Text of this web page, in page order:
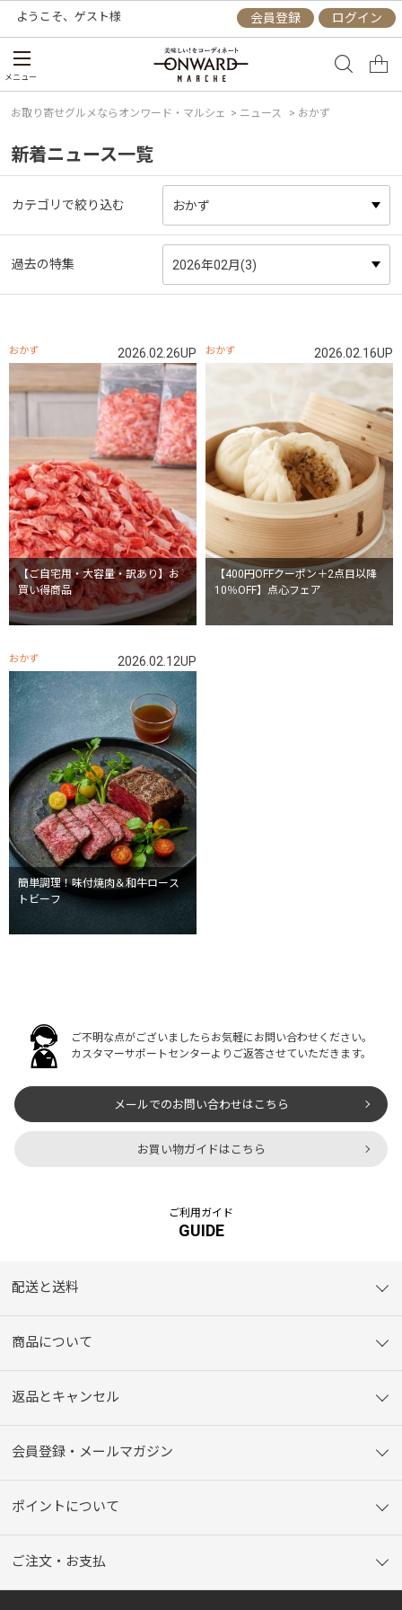
ようこそ、 ゲスト様 会員登録 ログイン
メニュー
お取り寄せグルメならオンワード・マルシェ > ニュース > おかず
新着ニュース一覧
カテゴリで絞り込む
過去の特集
【ご自宅用・大容量・訳あり】お
買い得商品
おかず 2026.02.26UP
【400円OFFクーポン＋2点目以降
10％OFF】点心フェア
おかず 2026.02.16UP
簡単調理！味付焼肉＆和牛ロース
トビーフ
おかず 2026.02.12UP
ご不明な点がございましたらお気軽にお問い合わせください。
カスタマーサポートセンターよりご返答させていただきます。
メールでのお問い合わせはこちら
お買い物ガイドはこちら
ご利用ガイド
GUIDE
配送と送料
商品について
返品とキャンセル
会員登録・メールマガジン
ポイントについて
ご注文・お支払